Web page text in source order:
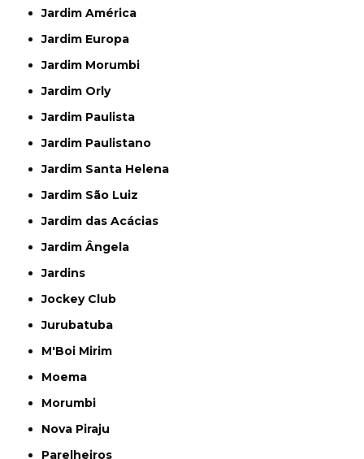
Jardim América
Jardim Europa
Jardim Morumbi
Jardim Orly
Jardim Paulista
Jardim Paulistano
Jardim Santa Helena
Jardim São Luiz
Jardim das Acácias
Jardim Ângela
Jardins
Jockey Club
Jurubatuba
M'Boi Mirim
Moema
Morumbi
Nova Piraju
Parelheiros